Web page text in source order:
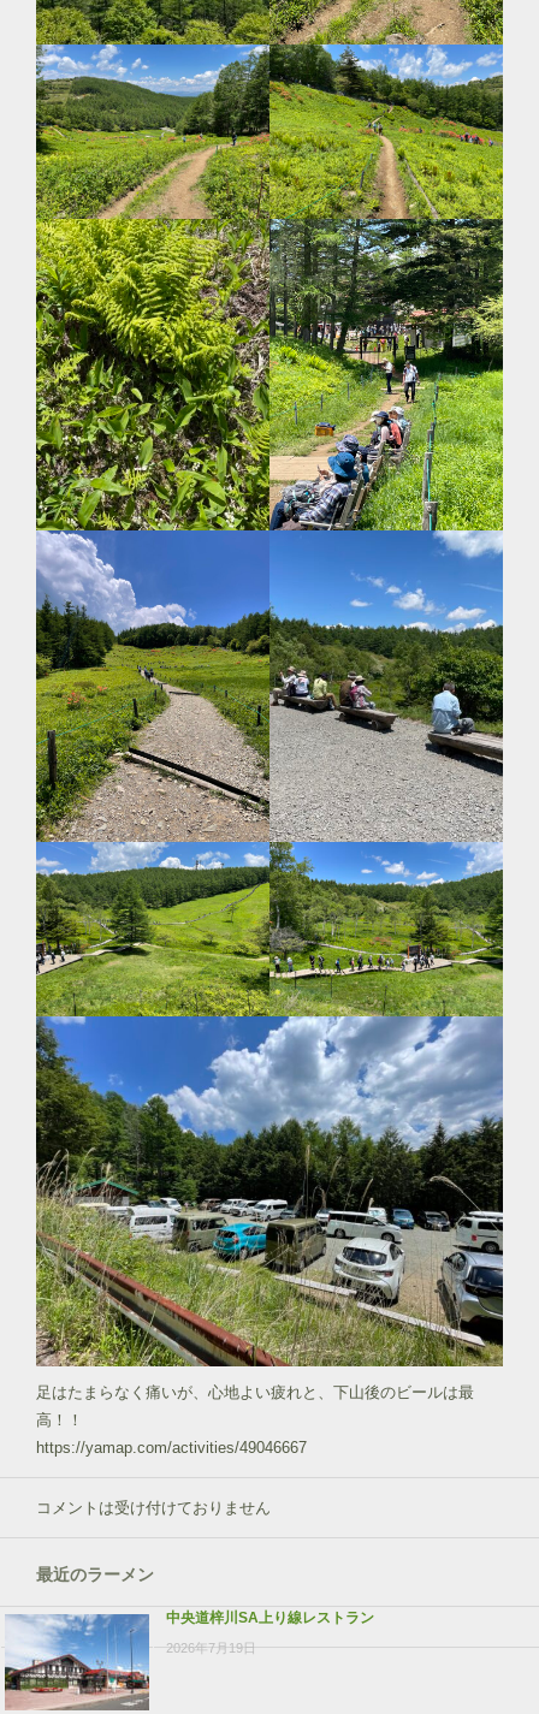
足はたまらなく痛いが、心地よい疲れと、下山後のビールは最
高！！
https://yamap.com/activities/49046667
コメントは受け付けておりません
最近のラーメン
中央道梓川SA上り線レストラン
2026年7月19日